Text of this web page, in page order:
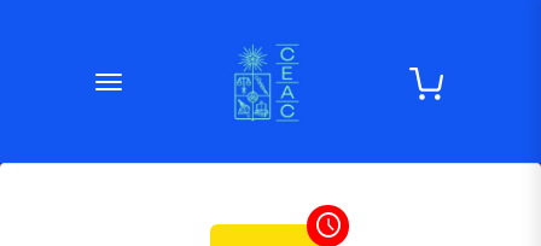
desplegar navegación
access_time